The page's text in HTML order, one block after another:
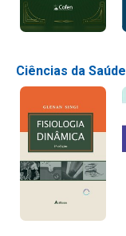
Ciências da Saúde